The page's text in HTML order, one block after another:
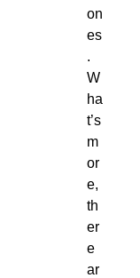
on
es
.
W
ha
t’s
m
or
e,
th
er
e
ar